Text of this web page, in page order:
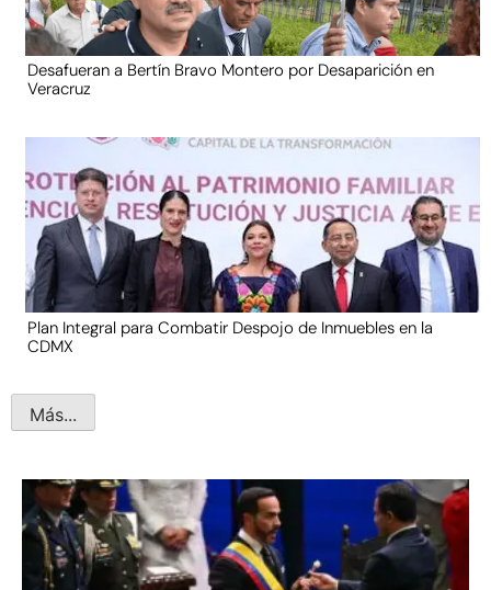
Desafueran a Bertín Bravo Montero por Desaparición en
Veracruz
Plan Integral para Combatir Despojo de Inmuebles en la
CDMX
Más...